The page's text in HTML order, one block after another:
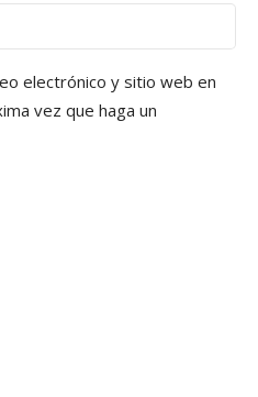
electrónico y sitio web en
vez que haga un